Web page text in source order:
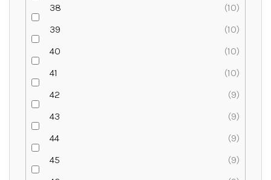
38
10
39
10
40
10
41
10
42
9
43
9
44
9
45
9